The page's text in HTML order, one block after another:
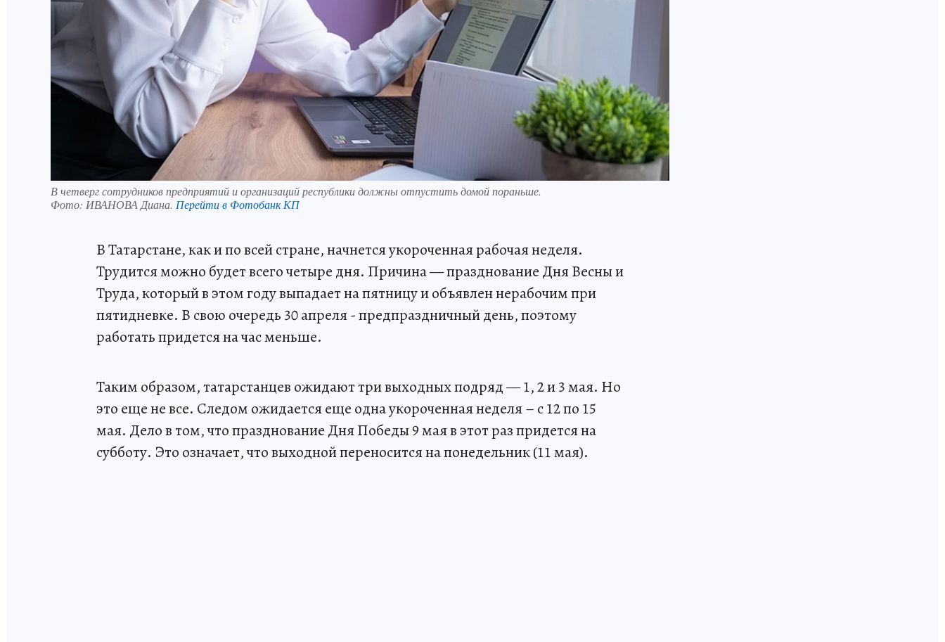
В четверг сотрудников предприятий и организаций республики должны отпустить домой пораньше.
Фото: ИВАНОВА Диана. Перейти в Фотобанк КП
В Татарстане, как и по всей стране, начнется укороченная рабочая неделя.
Трудится можно будет всего четыре дня. Причина — празднование Дня Весны и
Труда, который в этом году выпадает на пятницу и объявлен нерабочим при
пятидневке. В свою очередь 30 апреля - предпраздничный день, поэтому
работать придется на час меньше.
Таким образом, татарстанцев ожидают три выходных подряд — 1, 2 и 3 мая. Но
это еще не все. Следом ожидается еще одна укороченная неделя – с 12 по 15
мая. Дело в том, что празднование Дня Победы 9 мая в этот раз придется на
субботу. Это означает, что выходной переносится на понедельник (11 мая).